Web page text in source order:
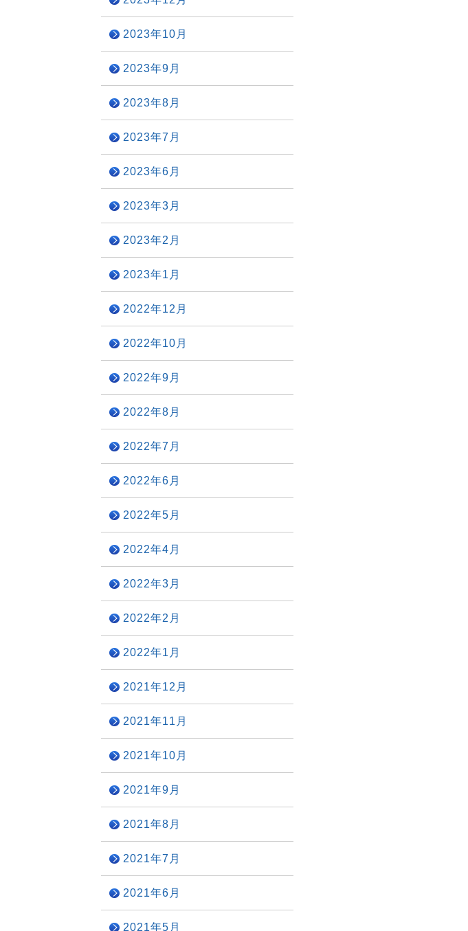
2023年10月
2023年9月
2023年8月
2023年7月
2023年6月
2023年3月
2023年2月
2023年1月
2022年12月
2022年10月
2022年9月
2022年8月
2022年7月
2022年6月
2022年5月
2022年4月
2022年3月
2022年2月
2022年1月
2021年12月
2021年11月
2021年10月
2021年9月
2021年8月
2021年7月
2021年6月
2021年5月